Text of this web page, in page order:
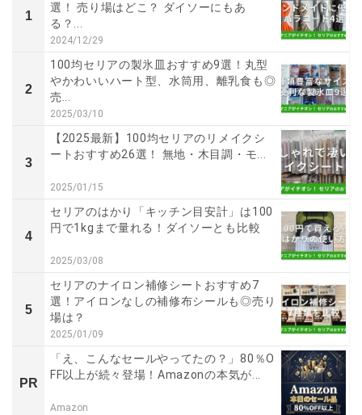
1
選！ 売り場はどこ？ ダイソーにもあ
る？...
2024/12/29
2
100均セリアの製氷皿おすすめ9選！丸型
やかわいいハート型、水筒用、離乳食も◎
売...
2025/03/10
3
【2025最新】100均セリアのリメイクシ
ートおすすめ26選！ 無地・木目調・モ...
2025/01/15
4
セリアのはかり「キッチン目安計」は100
円で1kgまで量れる！ダイソーとも比較
2025/03/08
5
セリアのナイロン補修シートおすすめ7
選！アイロンなしの補修布シールも◎売り
場は？
2025/01/09
PR
「え、こんなセールやってたの？」80％O
FF以上が続々登場！Amazonの本気が...
Amazon